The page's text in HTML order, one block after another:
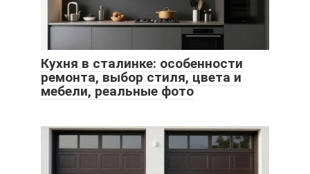
Кухня в сталинке: особенности
ремонта, выбор стиля, цвета и
мебели, реальные фото